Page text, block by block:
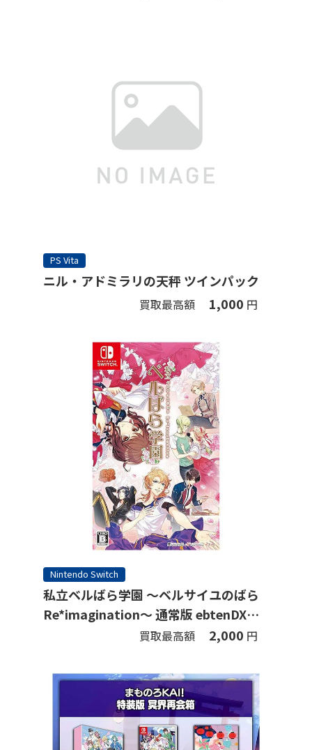
PS Vita
ニル・アドミラリの天秤 ツインパック
買取最高額 1,000 円
Nintendo Switch
私立ベルばら学園 ～ベルサイユのばら
Re*imagination～ 通常版 ebtenDXパ
買取最高額 2,000 円